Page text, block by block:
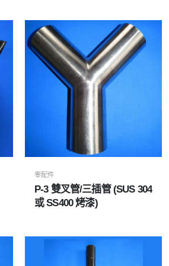
零配件
P-3 雙叉管/三插管 (SUS 304
或 SS400 烤漆)